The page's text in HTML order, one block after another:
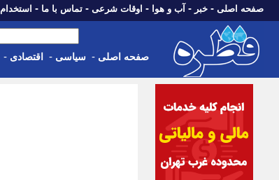
صفحه اصلی - خبر - آب و هوا - اوقات شرعی - تماس با ما - استخدام
صفحه اصلی - سیاسی - اقتصادی -